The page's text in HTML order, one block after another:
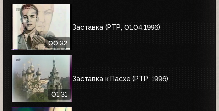
00:32
Заставка (РТР, 01.04.1996)
01:31
Заставка к Пасхе (РТР, 1996)